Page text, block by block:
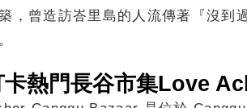
，曾造訪峇里島的人流傳著『沒到
卡熱門長谷市集Love